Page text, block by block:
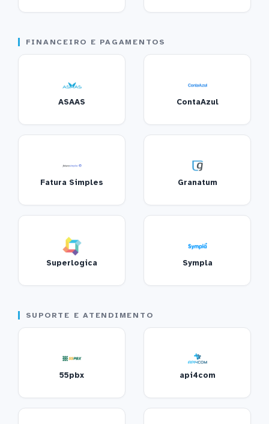
FINANCEIRO E PAGAMENTOS
ASAAS ContaAzul
Fatura Simples Granatum
Superlogica Sympla
SUPORTE E ATENDIMENTO
55pbx api4com